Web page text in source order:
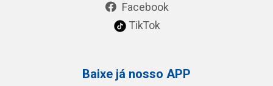
Facebook
TikTok
Baixe já nosso APP